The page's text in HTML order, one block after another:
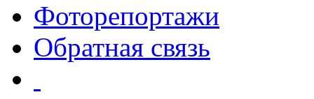
Фоторепортажи
Обратная связь